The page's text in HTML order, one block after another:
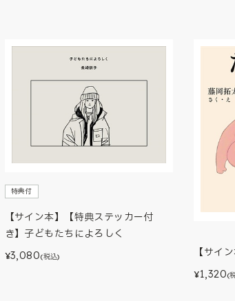
特典付
【サイン本】【特典ステッカー付
き】子どもたちによろしく
¥3,080(税込) 【サイ
¥1,320(